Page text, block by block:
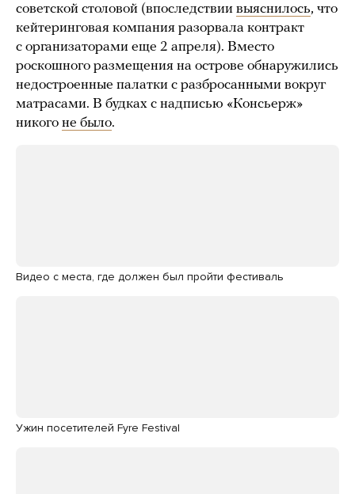
советской столовой (впоследствии выяснилось, что
кейтеринговая компания разорвала контракт
с организаторами еще 2 апреля). Вместо
роскошного размещения на острове обнаружились
недостроенные палатки с разбросанными вокруг
матрасами. В будках с надписью «Консьерж»
никого не было.
Видео с места, где должен был пройти фестиваль
Ужин посетителей Fyre Festival